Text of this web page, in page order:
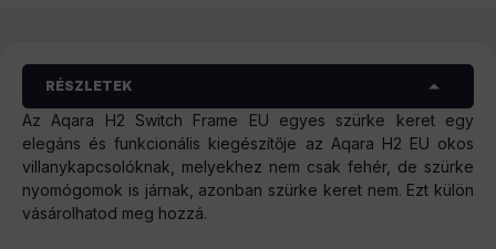
RÉSZLETEK
Az Aqara H2 Switch Frame EU egyes szürke keret egy
elegáns és funkcionális kiegészítője az Aqara H2 EU okos
villanykapcsolóknak, melyekhez nem csak fehér, de szürke
nyomógomok is járnak, azonban szürke keret nem. Ezt külön
vásárolhatod meg hozzá.